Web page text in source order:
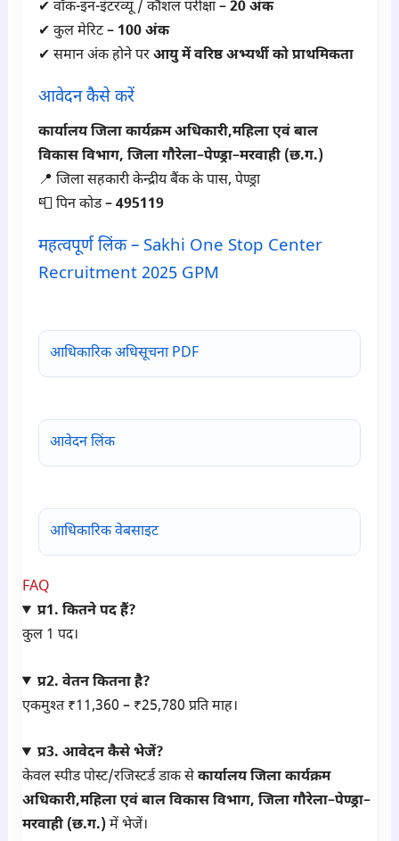
✔ वॉक-इन-इंटरव्यू / कौशल परीक्षा –20 अंक
✔ कुल मेरिट – 100 अंक
✔ समान अंक होने परआयु में वरिष्ठ अभ्यर्थी को प्राथमिकता
आवेदन कैसे करें
कार्यालय जिला कार्यक्रम अधिकारी,महिला एवं बाल
विकास विभाग, जिला गौरेला–पेण्ड्रा–मरवाही (छ.ग.)
📍 जिला सहकारी केन्द्रीय बैंक के पास, पेण्ड्रा
📮 पिन कोड –495119
महत्वपूर्ण लिंक – Sakhi One Stop Center
Recruitment 2025 GPM
आधिकारिक अधिसूचना PDF
आवेदन लिंक
आधिकारिक वेबसाइट
FAQ
प्र1. कितने पद हैं?
कुल 1 पद।
प्र2. वेतन कितना है?
एकमुश्त ₹11,360 – ₹25,780 प्रति माह।
प्र3. आवेदन कैसे भेजें?
केवल स्पीड पोस्ट/रजिस्टर्ड डाक सेकार्यालय जिला कार्यक्रम
अधिकारी,महिला एवं बाल विकास विभाग, जिला गौरेला–पेण्ड्रा–
मरवाही (छ.ग.) में भेजें।